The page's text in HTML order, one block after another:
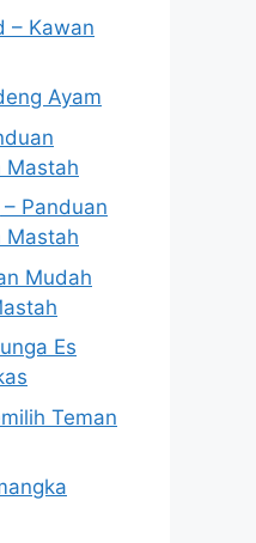
– Kawan
Ayam
Mastah
Panduan
Mastah
Mudah
Es
Teman